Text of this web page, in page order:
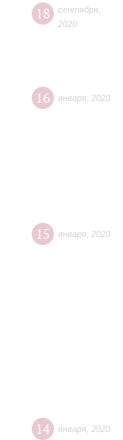
18 сентября
2020
16 января 2020
15 января 2020
14 января 2020